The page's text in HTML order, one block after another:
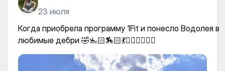
23 июля
Когда приобрела программу 1Fit и понесло Водолея в
любимые дебри 🤣🏊🏻🏇🏻💃🚣🏻‍♀️🧘🏻‍♀️